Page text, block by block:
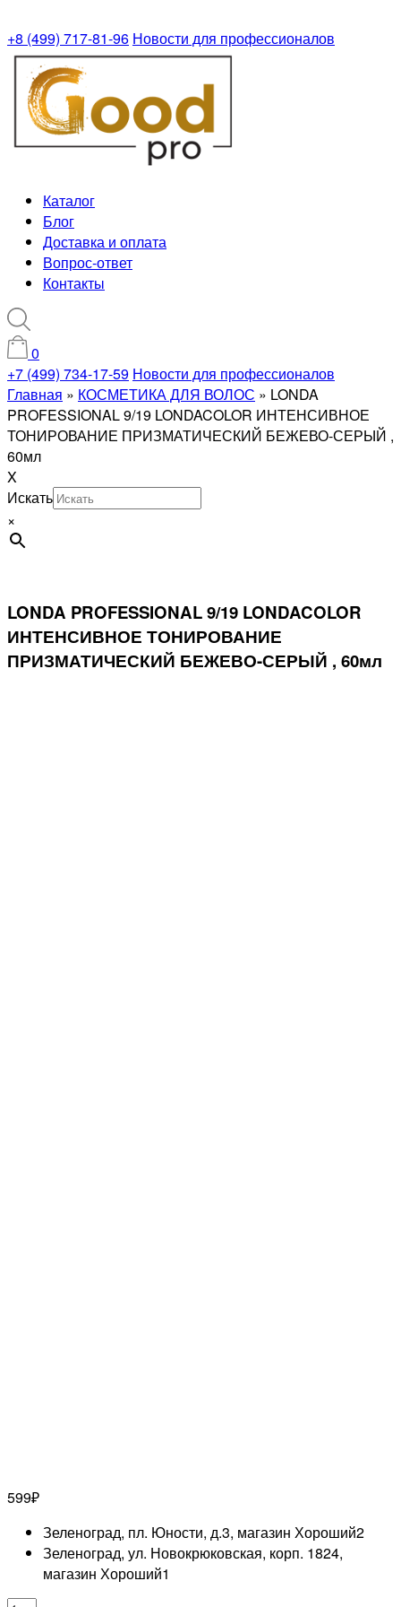
+8 (499) 717-81-96 Новости для профессионалов
Каталог
Блог
Доставка и оплата
Вопрос-ответ
Контакты
0
+7 (499) 734-17-59 Новости для профессионалов
Главная » КОСМЕТИКА ДЛЯ ВОЛОС » LONDA
PROFESSIONAL 9/19 LONDACOLOR ИНТЕНСИВНОЕ
ТОНИРОВАНИЕ ПРИЗМАТИЧЕСКИЙ БЕЖЕВО-СЕРЫЙ ,
60мл
X
Искать
×
LONDA PROFESSIONAL 9/19 LONDACOLOR
ИНТЕНСИВНОЕ ТОНИРОВАНИЕ
ПРИЗМАТИЧЕСКИЙ БЕЖЕВО-СЕРЫЙ , 60мл
599₽
Зеленоград, пл. Юности, д.3, магазин Хороший2
Зеленоград, ул. Новокрюковская, корп. 1824,
магазин Хороший1